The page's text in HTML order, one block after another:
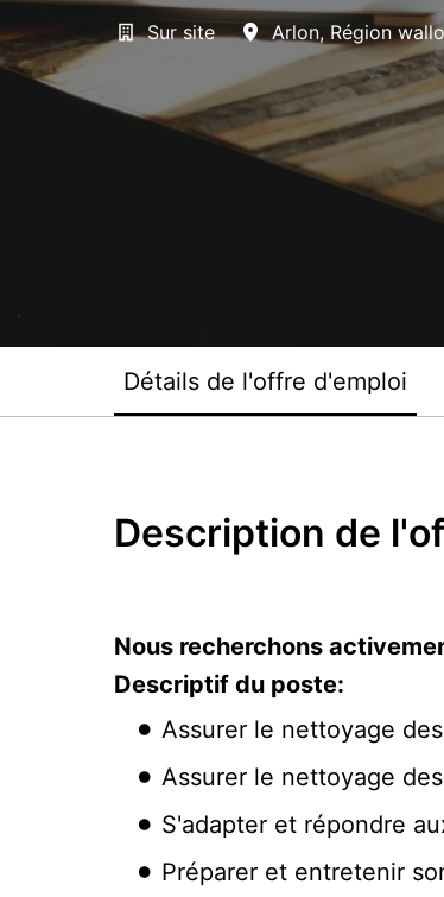
Sur site Arlon, Région
Détails de l'offre d'emploi
Description de
Nous recherchons
Descriptif du poste:
Assurer le nettoyage
Assurer le nettoyage
S'adapter et répondre
Préparer et entretenir